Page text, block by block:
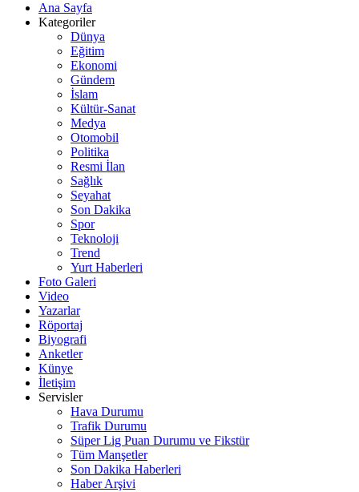
Ana Sayfa
Kategoriler
Dünya
Eğitim
Ekonomi
Gündem
İslam
Kültür-Sanat
Medya
Otomobil
Politika
Resmi İlan
Sağlık
Seyahat
Son Dakika
Spor
Teknoloji
Trend
Yurt Haberleri
Foto Galeri
Video
Yazarlar
Röportaj
Biyografi
Anketler
Künye
İletişim
Servisler
Hava Durumu
Trafik Durumu
Süper Lig Puan Durumu ve Fikstür
Tüm Manşetler
Son Dakika Haberleri
Haber Arşivi